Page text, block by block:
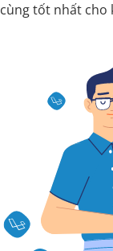
cùng tốt nhất cho